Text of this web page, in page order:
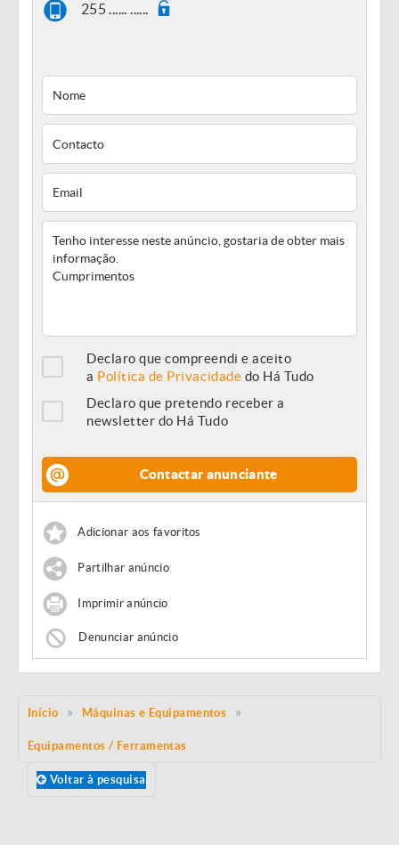
255 ...... ......
Declaro que compreendi e aceito
a Política de Privacidade do Há Tudo
Declaro que pretendo receber a
newsletter do Há Tudo
Contactar anunciante
Adicionar aos favoritos
Partilhar anúncio
Imprimir anúncio
Denunciar anúncio
Início Máquinas e Equipamentos
Equipamentos / Ferramentas
Voltar à pesquisa